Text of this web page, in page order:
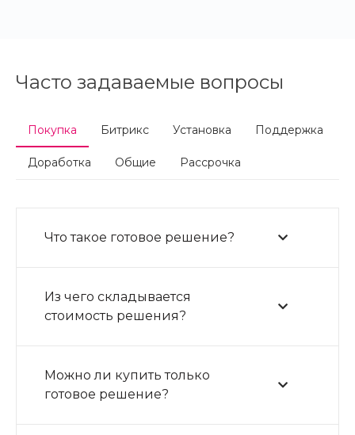
Часто задаваемые вопросы
Покупка Битрикс Установка Поддержка
Доработка Общие Рассрочка
Что такое готовое решение?
Из чего складывается
стоимость решения?
Можно ли купить только
готовое решение?